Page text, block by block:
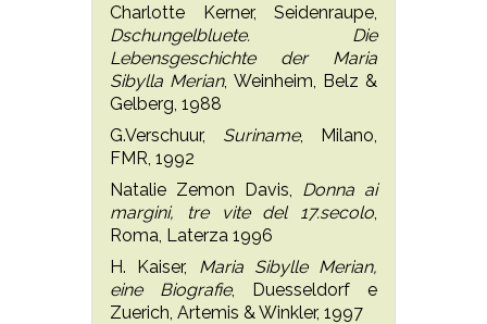
Charlotte Kerner, Seidenraupe,
Dschungelbluete. Die
Lebensgeschichte der Maria
Sibylla Merian, Weinheim, Belz &
Gelberg, 1988
G.Verschuur, Suriname, Milano,
FMR, 1992
Natalie Zemon Davis, Donna ai
margini, tre vite del 17.secolo,
Roma, Laterza 1996
H. Kaiser, Maria Sibylle Merian,
eine Biografie, Duesseldorf e
Zuerich, Artemis & Winkler, 1997